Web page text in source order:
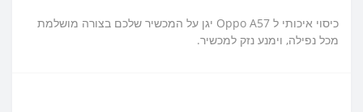
כיסוי איכותי ל Oppo A57 יגן על המכשיר שלכם בצורה מושלמת
מכל נפילה, וימנע נזק למכשיר.